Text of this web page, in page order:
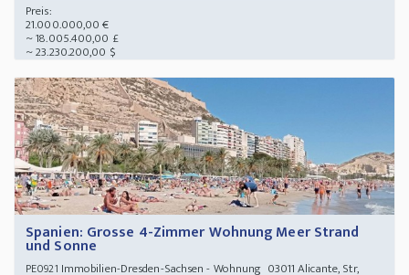
Preis:
21.000.000,00 €
~ 18.005.400,00 £
~ 23.230.200,00 $
Spanien: Grosse 4-Zimmer Wohnung Meer Strand
und Sonne
PE0921 Immobilien-Dresden-Sachsen - Wohnung 03011 Alicante, Str,